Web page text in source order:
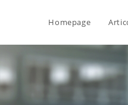
Homepage